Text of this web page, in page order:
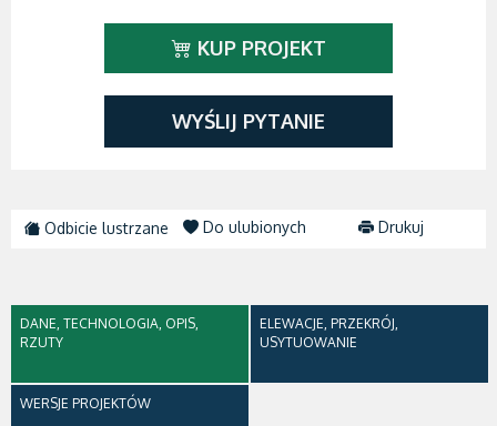
KUP PROJEKT
WYŚLIJ PYTANIE
Odbicie lustrzane Do ulubionych Drukuj
DANE, TECHNOLOGIA, OPIS,
RZUTY
ELEWACJE, PRZEKRÓJ,
USYTUOWANIE
WERSJE PROJEKTÓW